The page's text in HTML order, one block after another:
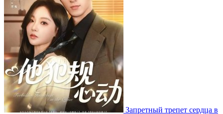
Запретный трепет сердца в